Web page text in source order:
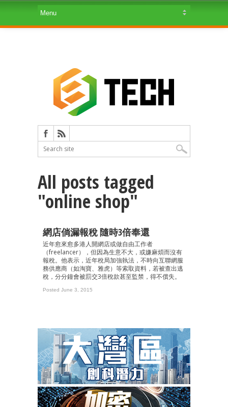
All posts tagged
"online shop"
網店倘漏報稅 隨時3倍奉還
近年愈來愈多港人開網店或做自由工作者
（freelancer），但因為生意不大，或嫌麻煩而沒有
報稅。他表示，近年稅局加強執法，不時向互聯網服
務供應商（如淘寶、雅虎）等索取資料，若被查出逃
稅，分分鐘會被罰交3倍稅款甚至監禁，得不償失。
Posted June 3, 2015